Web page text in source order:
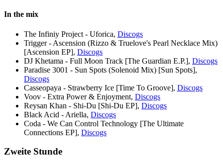
In the mix
The Infiniy Project - Uforica, Discogs
Trigger - Ascension (Rizzo & Truelove's Pearl Necklace Mix)
[Ascension EP], Discogs
DJ Khetama - Full Moon Track [The Guardian E.P.], Discogs
Paradise 3001 - Sun Spots (Solenoid Mix) [Sun Spots],
Discogs
Casseopaya - Strawberry Ice [Time To Groove], Discogs
Voov - Extra Power & Enjoyment, Discogs
Reysan Khan - Shi-Du [Shi-Du EP], Discogs
Black Acid - Ariella, Discogs
Coda - We Can Control Technology [The Ultimate
Connections EP], Discogs
Zweite Stunde